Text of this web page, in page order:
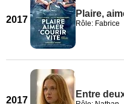
2017
Plaire,
Rôle: Fabrice
2017
Entre